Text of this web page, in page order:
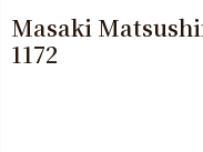
Masaki
1172